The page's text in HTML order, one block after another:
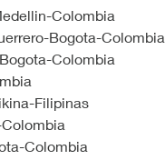
Colombia
Bogota-Colombia
Colombia
Filipinas
Colombia